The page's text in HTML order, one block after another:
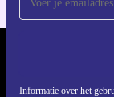
Informatie over het